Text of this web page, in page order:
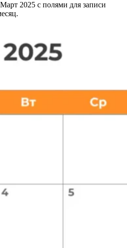
2025 с полями для записи